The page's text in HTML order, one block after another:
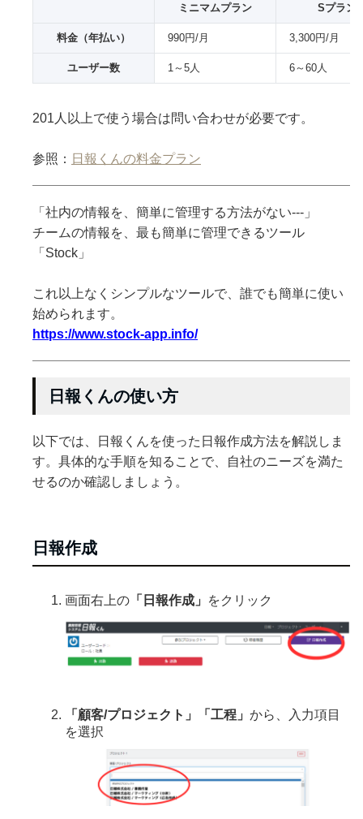
ミニマムプラン Sプラン
料金（年払い） 990円/月 3,300円/月
ユーザー数 1～5人 6～60人
201人以上で使う場合は問い合わせが必要です。
参照： 日報くんの料金プラン
「社内の情報を、簡単に管理する方法がない---」
チームの情報を、最も簡単に管理できるツール
「Stock」
これ以上なくシンプルなツールで、誰でも簡単に使い
始められます。
https://www.stock-app.info/
日報くんの使い方
以下では、日報くんを使った日報作成方法を解説しま
す。具体的な手順を知ることで、自社のニーズを満た
せるのか確認しましょう。
日報作成
画面右上の 「日報作成」 をクリック
「顧客/プロジェクト」「工程」 から、入力項目
を選択